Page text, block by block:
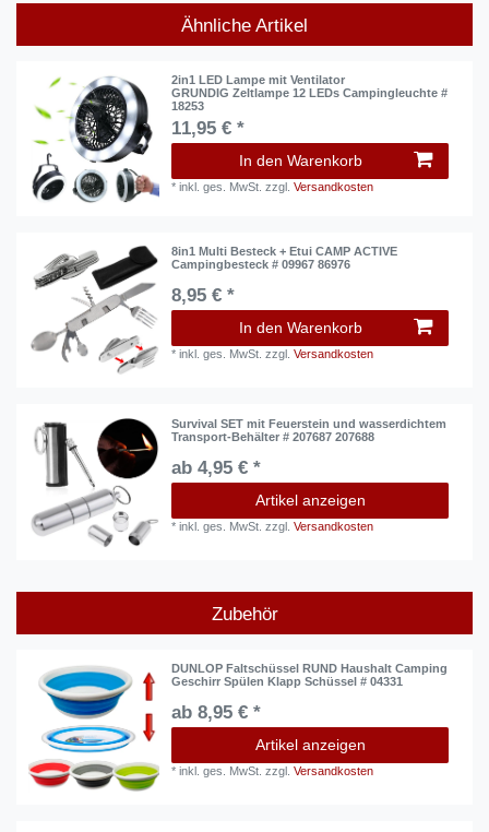
Ähnliche Artikel
2in1 LED Lampe mit Ventilator
GRUNDIG Zeltlampe 12 LEDs Campingleuchte #
18253
11,95 € *
In den Warenkorb
*inkl. ges. MwSt. zzgl.Versandkosten
8in1 Multi Besteck + Etui CAMP ACTIVE
Campingbesteck # 09967 86976
8,95 € *
In den Warenkorb
*inkl. ges. MwSt. zzgl.Versandkosten
Survival SET mit Feuerstein und wasserdichtem
Transport-Behälter # 207687 207688
ab 4,95 € *
Artikel anzeigen
*inkl. ges. MwSt. zzgl.Versandkosten
Zubehör
DUNLOP Faltschüssel RUND Haushalt Camping
Geschirr Spülen Klapp Schüssel # 04331
ab 8,95 € *
Artikel anzeigen
*inkl. ges. MwSt. zzgl.Versandkosten